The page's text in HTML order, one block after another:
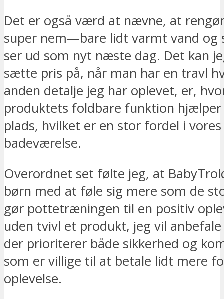
Det er også værd at nævne, at
super nem—bare lidt varmt vand og
ser ud som nyt næste dag. Det kan
sætte pris på, når man har en travl
anden detalje jeg har oplevet, er,
produktets foldbare funktion
plads, hvilket er en stor fordel i
badeværelse.
Overordnet set følte jeg, at
børn med at føle sig mere som de
gør pottetræningen til en positiv
uden tvivl et produkt, jeg vil
der prioriterer både sikkerhed og
som er villige til at betale lidt mere
oplevelse.